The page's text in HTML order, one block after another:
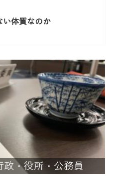
い体質なのか
政・役所・公務員